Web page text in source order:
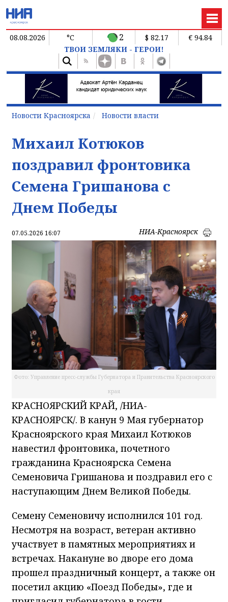
08.08.2026 °C 2 $ 82.17
€ 94.84
ТВОИ ЗЕМЛЯКИ - ГЕРОИ!
Новости Красноярска Новости власти
Михаил Котюков
поздравил фронтовика
Семена Гришанова с
Днем Победы
07.05.2026 16:07 НИА-Красноярск
Фото: Управление пресс-службы Губернатора и Правительства Красноярского
края
КРАСНОЯРСКИЙ КРАЙ, /НИА-
КРАСНОЯРСК/. В канун 9 Мая губернатор
Красноярского края Михаил Котюков
навестил фронтовика, почетного
гражданина Красноярска Семена
Семеновича Гришанова и поздравил его с
наступающим Днем Великой Победы.
Семену Семеновичу исполнился 101 год.
Несмотря на возраст, ветеран активно
участвует в памятных мероприятиях и
встречах. Накануне во дворе его дома
прошел праздничный концерт, а также он
посетил акцию «Поезд Победы», где и